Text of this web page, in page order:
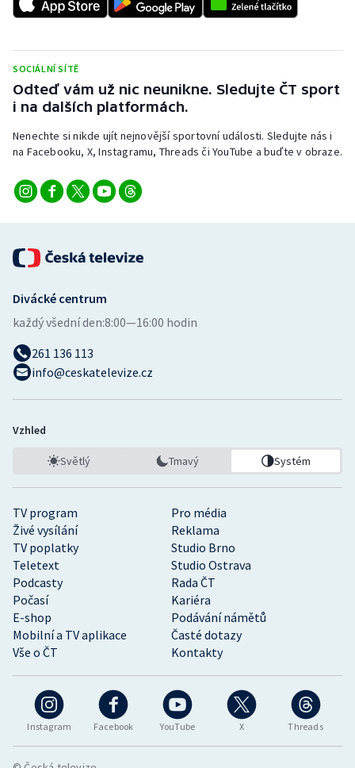
SOCIÁLNÍ SÍTĚ
Odteď vám už nic neunikne. Sledujte ČT sport
i na dalších platformách.
Nenechte si nikde ujít nejnovější sportovní události. Sledujte nás i
na Facebooku, X, Instagramu, Threads či YouTube a buďte v obraze.
Instagram Facebook YouTube X Threads
TV program
Pro média
Živé vysílání
Reklama
TV poplatky
Studio Brno
Teletext
Studio Ostrava
Podcasty
Rada ČT
Počasí
Kariéra
E-shop
Podávání námětů
Mobilní a TV aplikace
Časté dotazy
Vše o ČT
Kontakty
Divácké centrum
každý všední den:8:00—16:00 hodin
261 136 113
info@ceskatelevize.cz
Vzhled
Světlý Tmavý Systém